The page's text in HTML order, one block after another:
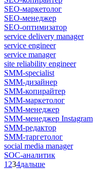
SEO-маркетолог
SEO-менеджер
SEO-оптимизатор
service delivery manager
service engineer
service manager
site reliability engineer
SMM-specialist
SMM-дизайнер
SMM-копирайтер
SMM-маркетолог
SMM-менеджер
SMM-менеджер Instagram
SMM-редактор
SMM-таргетолог
social media manager
SOC-аналитик
1 234дальше